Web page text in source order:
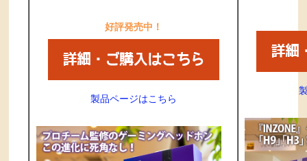
好評発売中！
製品ページはこちら